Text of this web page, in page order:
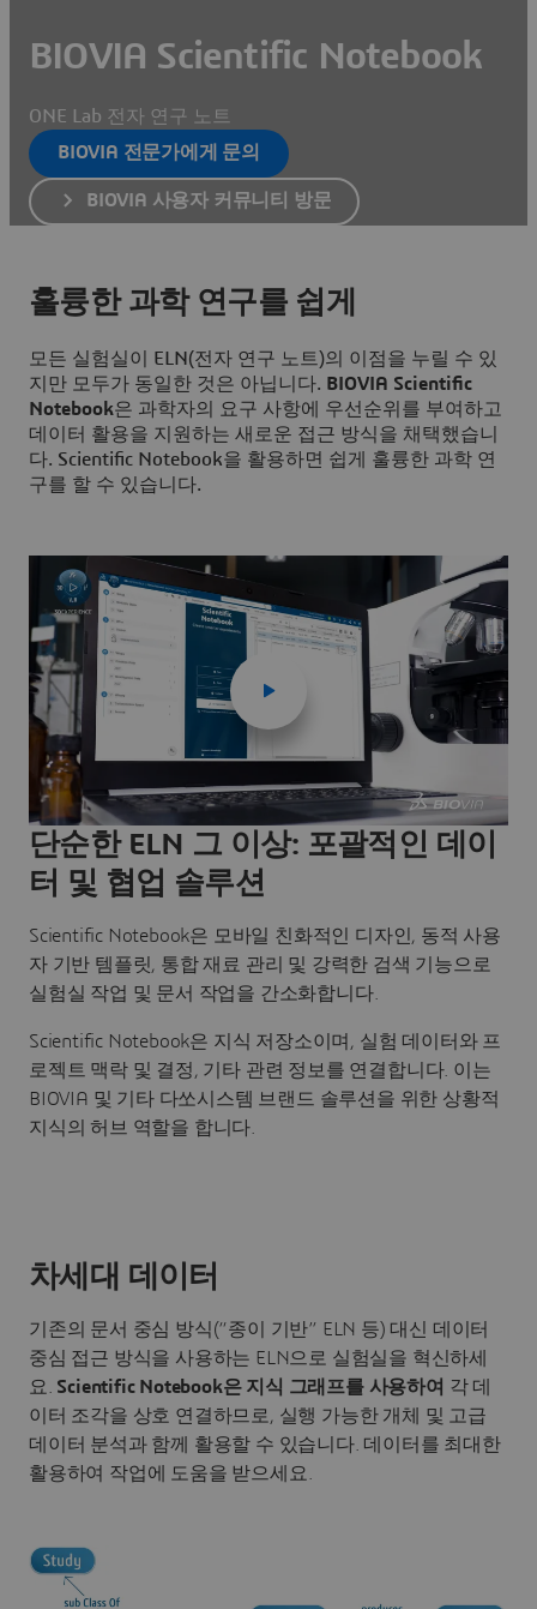
BIOVIA Scientific Notebook
ONE Lab 전자 연구 노트
BIOVIA 전문가에게 문의
BIOVIA 사용자 커뮤니티 방문
훌륭한 과학 연구를 쉽게
모든 실험실이 ELN(전자 연구 노트)의 이점을 누릴 수 있
지만 모두가 동일한 것은 아닙니다. BIOVIA Scientific
Notebook은 과학자의 요구 사항에 우선순위를 부여하고
데이터 활용을 지원하는 새로운 접근 방식을 채택했습니
다. Scientific Notebook을 활용하면 쉽게 훌륭한 과학 연
구를 할 수 있습니다.
단순한 ELN 그 이상: 포괄적인 데이
터 및 협업 솔루션
Scientific Notebook은 모바일 친화적인 디자인, 동적 사용
자 기반 템플릿, 통합 재료 관리 및 강력한 검색 기능으로
실험실 작업 및 문서 작업을 간소화합니다.
Scientific Notebook은 지식 저장소이며, 실험 데이터와 프
로젝트 맥락 및 결정, 기타 관련 정보를 연결합니다. 이는
BIOVIA 및 기타 다쏘시스템 브랜드 솔루션을 위한 상황적
지식의 허브 역할을 합니다.
차세대 데이터
기존의 문서 중심 방식(“종이 기반” ELN 등) 대신 데이터
중심 접근 방식을 사용하는 ELN으로 실험실을 혁신하세
요. Scientific Notebook은 지식 그래프를 사용하여 각 데
이터 조각을 상호 연결하므로, 실행 가능한 개체 및 고급
데이터 분석과 함께 활용할 수 있습니다. 데이터를 최대한
활용하여 작업에 도움을 받으세요.